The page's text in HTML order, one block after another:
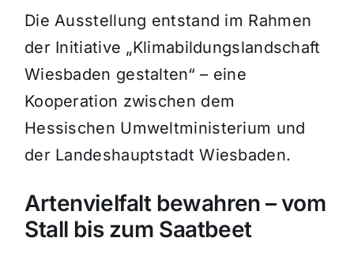
Die Ausstellung entstand im Rahmen
der Initiative „Klimabildungslandschaft
Wiesbaden gestalten“ – eine
Kooperation zwischen dem
Hessischen Umweltministerium und
der Landeshauptstadt Wiesbaden.
Artenvielfalt bewahren – vom
Stall bis zum Saatbeet